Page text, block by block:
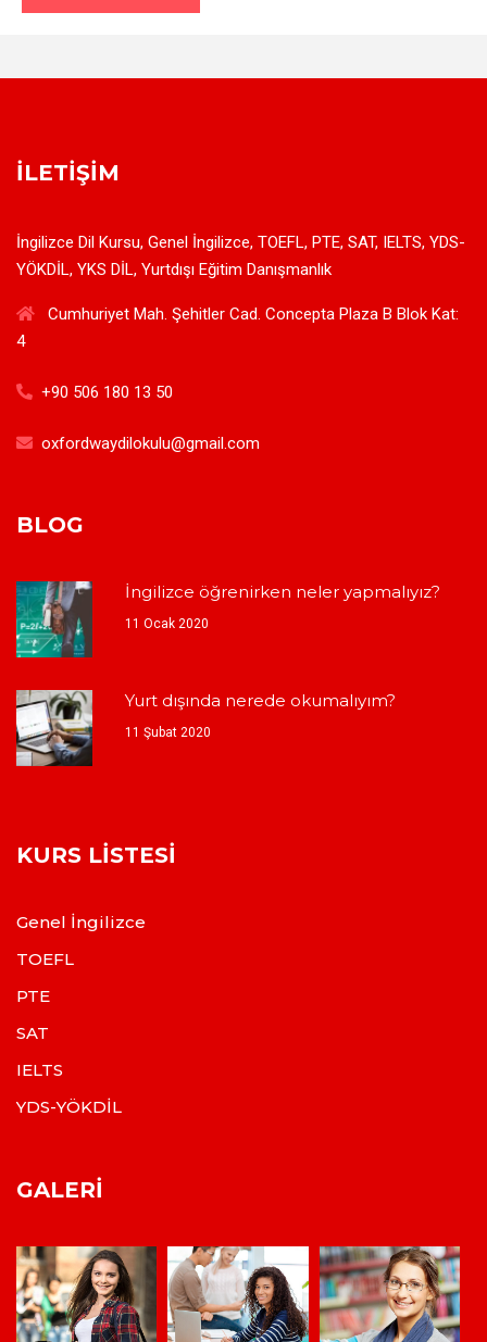
İLETIŞIM
İngilizce Dil Kursu, Genel İngilizce, TOEFL, PTE, SAT, IELTS, YDS-
YÖKDİL, YKS DİL, Yurtdışı Eğitim Danışmanlık
Cumhuriyet Mah. Şehitler Cad. Concepta Plaza B Blok Kat:
4
+90 506 180 13 50
oxfordwaydilokulu@gmail.com
BLOG
İngilizce öğrenirken neler yapmalıyız?
11 Ocak 2020
Yurt dışında nerede okumalıyım?
11 Şubat 2020
KURS LISTESI
Genel İngilizce
TOEFL
PTE
SAT
IELTS
YDS-YÖKDİL
GALERI